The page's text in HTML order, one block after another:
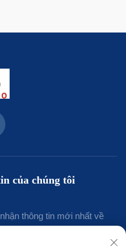
của chúng tôi
thông tin mới nhất về